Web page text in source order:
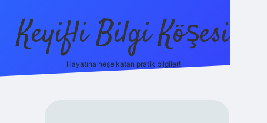
Keyifli Bilgi Köşesi
Hayatına neşe katan pratik bilgiler!